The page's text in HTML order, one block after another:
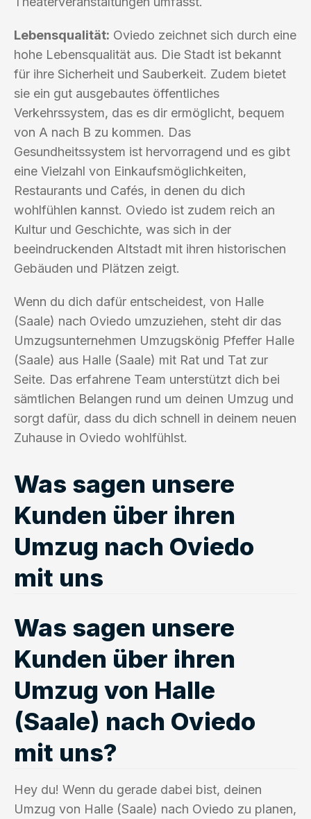
Lebensqualität: Oviedo zeichnet sich durch eine
hohe Lebensqualität aus. Die Stadt ist bekannt
für ihre Sicherheit und Sauberkeit. Zudem bietet
sie ein gut ausgebautes öffentliches
Verkehrssystem, das es dir ermöglicht, bequem
von A nach B zu kommen. Das
Gesundheitssystem ist hervorragend und es gibt
eine Vielzahl von Einkaufsmöglichkeiten,
Restaurants und Cafés, in denen du dich
wohlfühlen kannst. Oviedo ist zudem reich an
Kultur und Geschichte, was sich in der
beeindruckenden Altstadt mit ihren historischen
Gebäuden und Plätzen zeigt.
Wenn du dich dafür entscheidest, von Halle
(Saale) nach Oviedo umzuziehen, steht dir das
Umzugsunternehmen Umzugskönig Pfeffer Halle
(Saale) aus Halle (Saale) mit Rat und Tat zur
Seite. Das erfahrene Team unterstützt dich bei
sämtlichen Belangen rund um deinen Umzug und
sorgt dafür, dass du dich schnell in deinem neuen
Zuhause in Oviedo wohlfühlst.
Was sagen unsere
Kunden über ihren
Umzug nach Oviedo
mit uns
Was sagen unsere
Kunden über ihren
Umzug von Halle
(Saale) nach Oviedo
mit uns?
Hey du! Wenn du gerade dabei bist, deinen
Umzug von Halle (Saale) nach Oviedo zu planen,